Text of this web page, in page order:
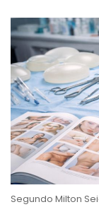
Segundo Milton